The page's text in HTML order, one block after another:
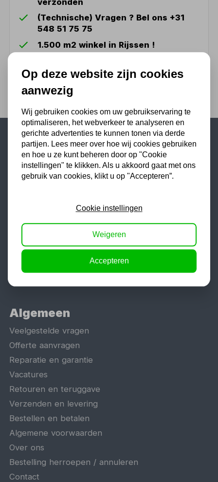
(Technische) Vragen ? Bel ons +31
548 51 75 75
1.500 m2 winkel in Rijssen !
Populaire categorieën
Werkplaatsinrichting
Hefbrug
Motorlift
Heftafel
Algemeen
Veelgestelde vragen
Offerte aanvragen
Reparatie en garantie
Vacatures
Retouren en teruggave
Verzenden en levering
Bestellen en betalen
Algemene voorwaarden
Over ons
Bestelling herroepen / annuleren
Contact
Op deze website zijn cookies
aanwezig
Wij gebruiken cookies om uw gebruikservaring te
optimaliseren, het webverkeer te analyseren en
gerichte advertenties te kunnen tonen via derde
partijen. Lees meer over hoe wij cookies gebruiken
en hoe u ze kunt beheren door op "Cookie
instellingen" te klikken. Als u akkoord gaat met ons
gebruik van cookies, klikt u op "Accepteren”.
Cookie instellingen
Weigeren
Accepteren